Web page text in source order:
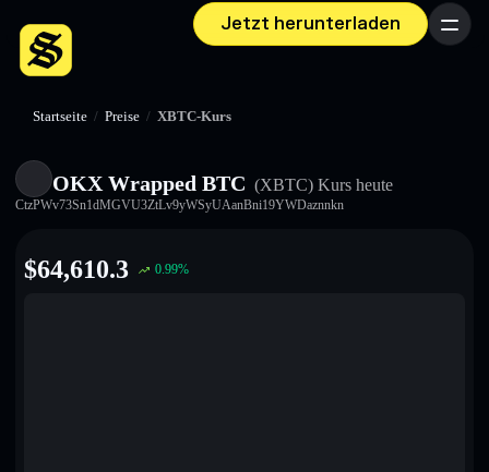
Jetzt herunterladen Menü
Startseite / Preise / XBTC-Kurs
OKX Wrapped BTC (XBTC) Kurs heute
CtzPWv73Sn1dMGVU3ZtLv9yWSyUAanBni19YWDaznnkn
$64,610.3 0.99%